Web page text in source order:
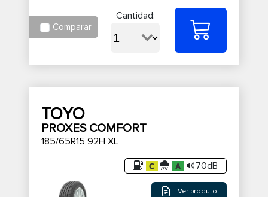
Comparar
Cantidad:
TOYO
PROXES COMFORT
185/65R15 92H XL
70dB
Ver produto